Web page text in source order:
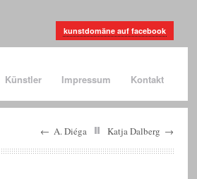
kunstdomäne auf facebook
Künstler Impressum Kontakt
← A. Diéga Katja Dalberg →